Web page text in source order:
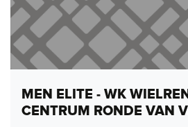
MEN ELITE - WK
CENTRUM RONDE VAN